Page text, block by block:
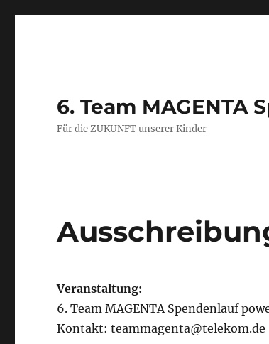
6. Team MAGENTA
Für die ZUKUNFT unserer Kinder
Veranstaltung:
6. Team MAGENTA Spendenlauf
Kontakt: teammagenta@telekom.de